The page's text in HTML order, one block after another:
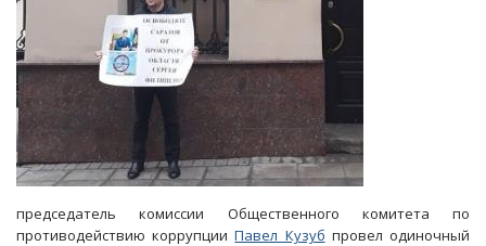
председатель комиссии Общественного комитета по
противодействию коррупцииПавел Кузуб провел одиночный